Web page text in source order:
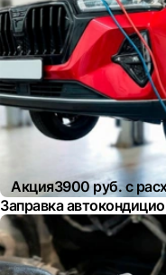
Акция3900 руб. с
Заправка